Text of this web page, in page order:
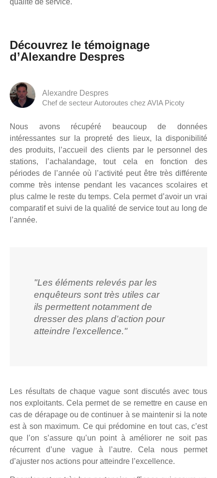
qualité de service.
Découvrez le témoignage
d’Alexandre Despres
Alexandre Despres
Chef de secteur Autoroutes chez AVIA Picoty
Nous avons récupéré beaucoup de données
intéressantes sur la propreté des lieux, la disponibilité
des produits, l’accueil des clients par le personnel des
stations, l’achalandage, tout cela en fonction des
périodes de l’année où l’activité peut être très différente
comme très intense pendant les vacances scolaires et
plus calme le reste du temps. Cela permet d’avoir un vrai
comparatif et suivi de la qualité de service tout au long de
l’année.
"Les éléments relevés par les
enquêteurs sont très utiles car
ils permettent notamment de
dresser des plans d’action pour
atteindre l’excellence."
Les résultats de chaque vague sont discutés avec tous
nos exploitants. Cela permet de se remettre en cause en
cas de dérapage ou de continuer à se maintenir si la note
est à son maximum. Ce qui prédomine en tout cas, c’est
que l’on s’assure qu’un point à améliorer ne soit pas
récurrent d’une vague à l’autre. Cela nous permet
d’ajuster nos actions pour atteindre l’excellence.